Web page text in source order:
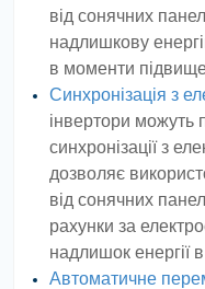
від сонячних
надлишкову
в моменти
Синхронізація з
інвертори можуть
синхронізації з
дозволяє
від сонячних
рахунки за
надлишок енергії
Автоматичне